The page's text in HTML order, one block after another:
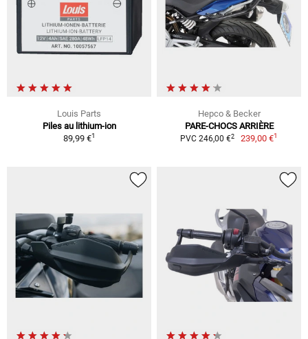
Louis Parts
Piles au lithium-ion
89,99 €1
Hepco & Becker
PARE-CHOCS ARRIÈRE
PVC 246,00 €2 239,00 €1